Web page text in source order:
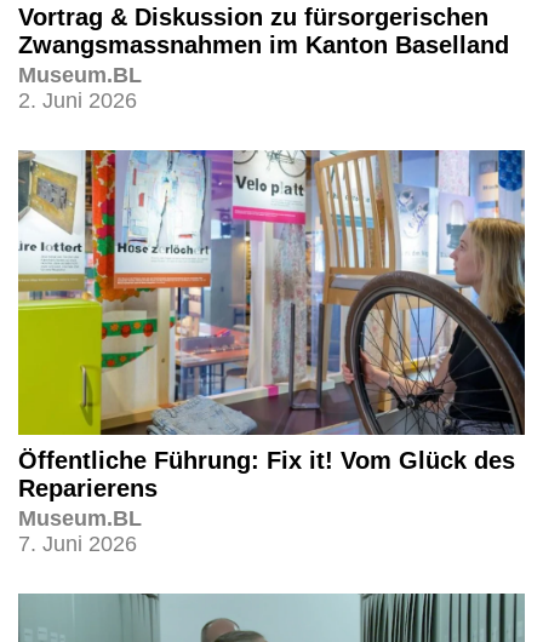
Vortrag & Diskussion zu fürsorgerischen
Zwangsmassnahmen im Kanton Baselland
Museum.BL
2. Juni 2026
Öffentliche Führung: Fix it! Vom Glück des
Reparierens
Museum.BL
7. Juni 2026